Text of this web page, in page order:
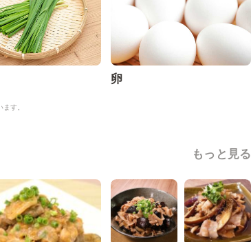
卵
す。
もっと見る